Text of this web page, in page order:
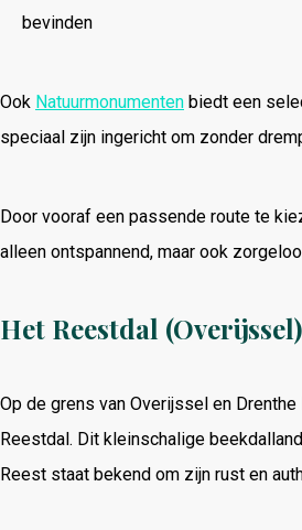
bevinden
Ook Natuurmonumenten biedt een
speciaal zijn ingericht om zonder
Door vooraf een passende route te
alleen ontspannend, maar ook
Het Reestdal (Overijssel)
Op de grens van Overijssel en
Reestdal. Dit kleinschalige
Reest staat bekend om zijn rust en